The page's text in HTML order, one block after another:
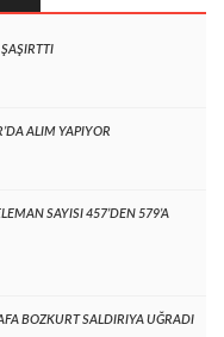
ALIM YAPIYOR
SAYISI 457’DEN 579’A
BOZKURT SALDIRIYA UĞRADI